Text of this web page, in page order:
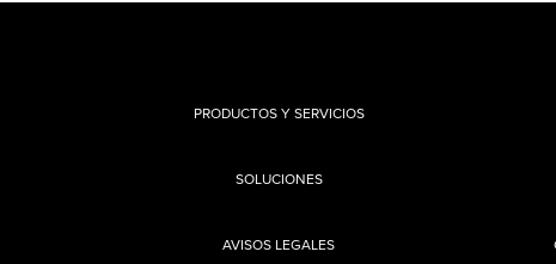
PRODUCTOS Y SERVICIOS
SOLUCIONES
AVISOS LEGALES